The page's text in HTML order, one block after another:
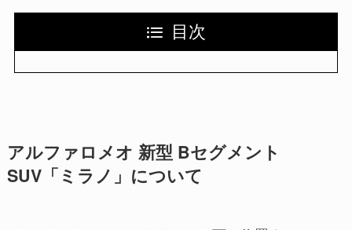
目次
アルファロメオ 新型 Bセグメント
SUV「ミラノ」について